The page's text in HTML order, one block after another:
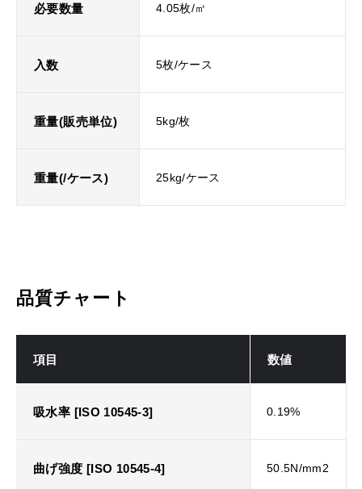
必要数量 4.05枚/㎡
入数 5枚/ケース
重量(販売単位) 5kg/枚
重量(/ケース) 25kg/ケース
品質チャート
項目 数値
吸水率 [ISO 10545-3] 0.19%
曲げ強度 [ISO 10545-4] 50.5N/mm2